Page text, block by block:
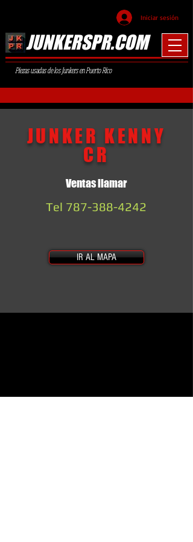
Iniciar sesión
JUNKERSPR.COM
Piezas usadas de los Junkers en Puerto Rico
JUNKER KENNY
CR
Ventas llamar
Tel 787-388-4242
IR AL MAPA